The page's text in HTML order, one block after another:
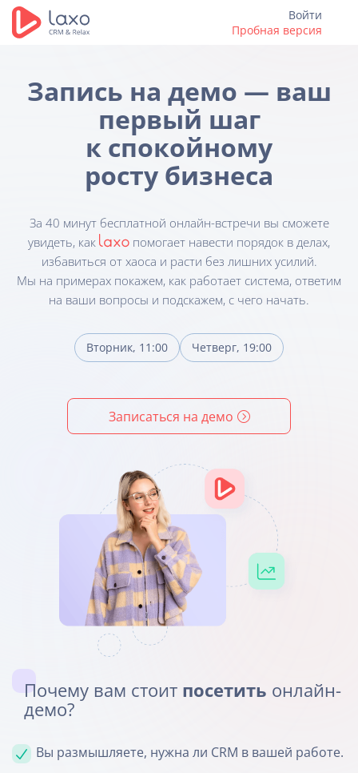
Войти
Пробная версия
Запись на демо — ваш
первый шаг
к спокойному
росту бизнеса
За 40 минут бесплатной онлайн-встречи вы сможете
увидеть, как
помогает навести порядок в делах,
избавиться от хаоса и расти без лишних усилий.
Мы на примерах покажем, как работает система, ответим
на ваши вопросы и подскажем, с чего начать.
Вторник, 11:00 Четверг, 19:00
Записаться на демо
Почему вам стоит посетить онлайн-
демо?
Вы размышляете, нужна ли CRM в вашей работе.